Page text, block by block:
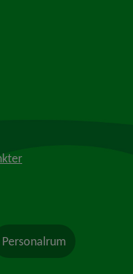
öppnas i nytt
Personalrum